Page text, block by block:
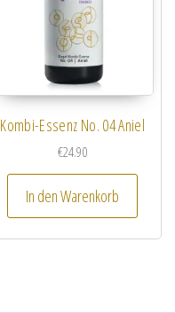
Kombi-Essenz No. 04 Aniel
€24.90
In den Warenkorb